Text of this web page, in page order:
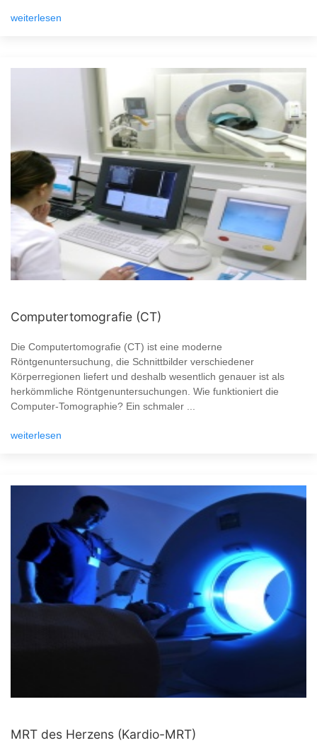
weiterlesen
Computertomografie (CT)
Die Computertomografie (CT) ist eine moderne
Röntgenuntersuchung, die Schnittbilder verschiedener
Körperregionen liefert und deshalb wesentlich genauer ist als
herkömmliche Röntgenuntersuchungen. Wie funktioniert die
Computer-Tomographie? Ein schmaler ...
weiterlesen
MRT des Herzens (Kardio-MRT)